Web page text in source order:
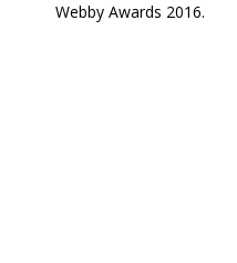
Webby Awards 2016.